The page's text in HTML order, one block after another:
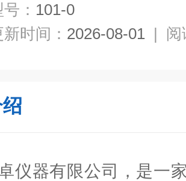
： 101-0
新时间： 2026-08-01 | 阅
仪器有限公司，是一